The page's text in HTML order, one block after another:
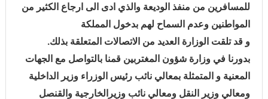
للمسافرين من منفذ الوديعة والذي ادى الى ارجاع الكثير من
المواطنين وعدم السماح لهم بدخول المملكة
و قد تلقت الوزارة العديد من الاتصالات المتعلقة بذلك.
بدورنا في وزارة شؤون المغتربين قمنا بالتواصل مع الجهات
المعنية و المتمثلة بمعالي نائب رئيس الوزراء وزير الداخلية
ومعالي وزير النقل ومعالي نائب وزيرالخارجية والقنصل